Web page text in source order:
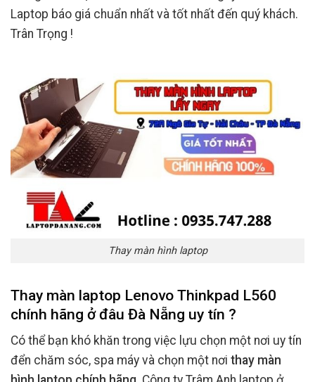
Laptop báo giá chuẩn nhất và tốt nhất đến quý khách.
Trân Trọng !
Thay màn hình laptop
Thay màn laptop Lenovo Thinkpad L560
chính hãng ở đâu Đà Nẵng uy tín ?
Có thể bạn khó khăn trong việc lựu chọn một nơi uy tín
đển chăm sóc, spa máy và chọn một nơi thay màn